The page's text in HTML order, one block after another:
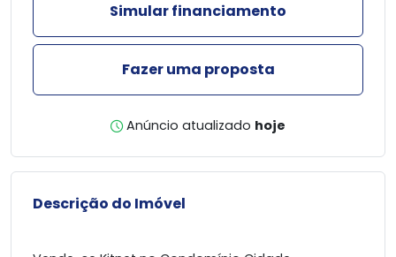
Simular financiamento
Fazer uma proposta
Anúncio atualizado hoje
Descrição do Imóvel